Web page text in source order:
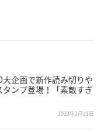
大企画で新作読み切りや
ンプ登場！「素敵すぎ
2022年2月21日